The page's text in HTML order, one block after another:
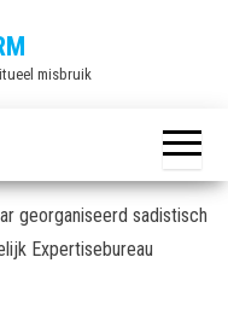
misbruik
georganiseerd sadistisch
Expertisebureau